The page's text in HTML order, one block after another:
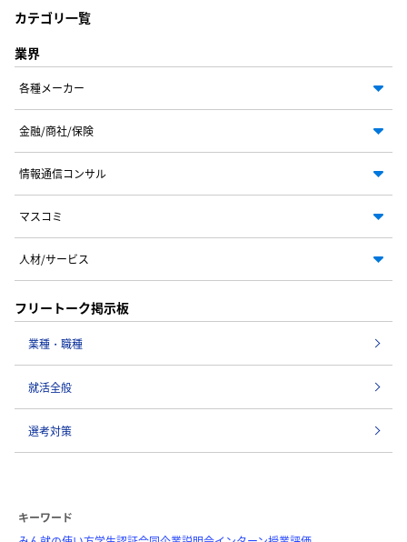
カテゴリ一覧
業界
各種メーカー
金融/商社/保険
情報通信コンサル
マスコミ
人材/サービス
フリートーク掲示板
業種・職種
就活全般
選考対策
キーワード